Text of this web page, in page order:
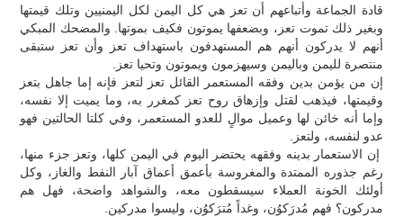
قادة الجماعة وأتباعهم أن تعز هي كل اليمن لكل اليمنيين وتلك قيمتها
وبغير ذلك تموت تعز، وبضعفها يموتون فكيف بموتها. والمضحك المبكي
أنهم لا يدركون أنهم هم المستهدفون باستهداف تعز وأن تعز ستبقى
منتصرة لليمن وباليمن وسيهزمون ويموتون وتحيا تعز.
إن من يؤمن بدين وفقه المستعمر القائل تعز لتعز فإنه إما جاهل بتعز
وقيمتها، فيذهب لقتل وإزهاق روح تعز كمغرر به، وما يميت إلا نفسه،
وإما أنه خائن لها وعميل موالٍ للعدو المستعمر، وفي كلتا الحالتين فهو
عدو لنفسه، ولتعز.
إن الاستعمار بدينه وفقهه يحتضر اليوم في اليمن كلها، وتعز جزء منها،
رغم جذوره الممتدة والمغروسة بأعمق أعماق آبار النفط والغاز، وكل
أولئك الخونة العملاء سيسقطون معه، والشواهد واضحة، فهل هم
مدركون؟ فهم مُدرَكوُن، وغداً مُترَكوُن، وليسوا مدركين.